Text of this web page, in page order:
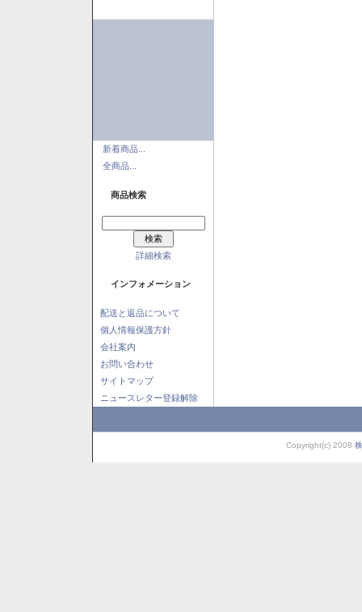
新着商品...
全商品...
商品検索
詳細検索
インフォメーション
配送と返品について
個人情報保護方針
会社案内
お問い合わせ
サイトマップ
ニュースレター登録解除
Copyright(c) 2008